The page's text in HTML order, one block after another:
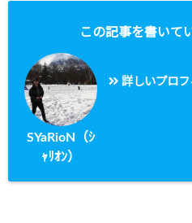
この記事を書いて
SYaRioN（ｼ
ｬﾘｵﾝ）
詳しいプロ